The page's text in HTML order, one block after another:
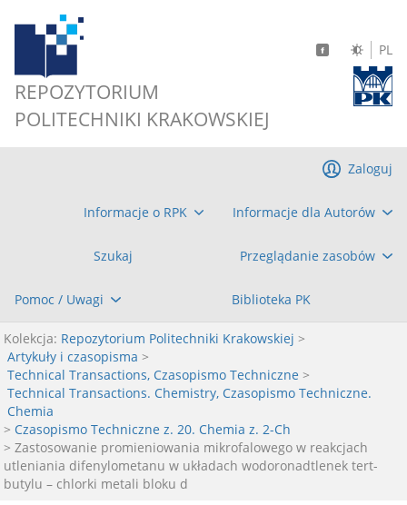
REPOZYTORIUM
POLITECHNIKI KRAKOWSKIEJ
PL
Informacje o RPK Informacje dla Autorów
Szukaj Przeglądanie zasobów
Pomoc / Uwagi Biblioteka PK
Zaloguj
Kolekcja: Repozytorium Politechniki Krakowskiej >
Artykuły i czasopisma >
Technical Transactions, Czasopismo Techniczne >
Technical Transactions. Chemistry, Czasopismo Techniczne.
Chemia
> Czasopismo Techniczne z. 20. Chemia z. 2-Ch
> Zastosowanie promieniowania mikrofalowego w reakcjach
utleniania difenylometanu w układach wodoronadtlenek tert-
butylu – chlorki metali bloku d